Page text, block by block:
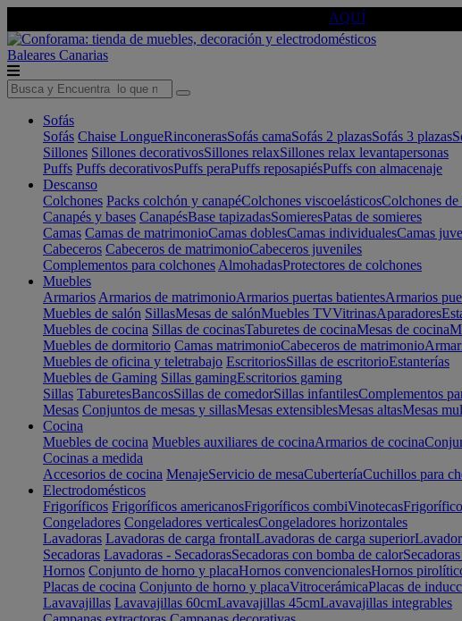
AQUÍ
Baleares Canarias
Sofás
Sofás Chaise LongueRinconerasSofás camaSofás 2 plazasSofás 3 plazas
Sillones Sillones decorativosSillones relaxSillones relax levantapersonas
Puffs Puffs decorativosPuffs peraPuffs reposapiésPuffs con almacenaje
Descanso
Colchones Packs colchón y canapéColchones viscoelásticosColchones de
Canapés y bases CanapésBase tapizadasSomieresPatas de somieres
Camas Camas de matrimonioCamas doblesCamas individualesCamas
Cabeceros Cabeceros de matrimonioCabeceros juveniles
Complementos para colchones AlmohadasProtectores de colchones
Muebles
Armarios Armarios de matrimonioArmarios puertas batientesArmarios
Muebles de salón SillasMesas de salónMuebles TVVitrinasAparadores
Muebles de cocina Sillas de cocinasTaburetes de cocinaMesas de cocina
Muebles de dormitorio Camas matrimonioCabeceros de matrimonio
Muebles de oficina y teletrabajo EscritoriosSillas de escritorioEstanterías
Muebles de Gaming Sillas gamingEscritorios gaming
Sillas TaburetesBancosSillas de comedorSillas infantilesComplementos
Mesas Conjuntos de mesas y sillasMesas extensiblesMesas altasMesas
Cocina
Muebles de cocina Muebles auxiliares de cocinaArmarios de cocina
Cocinas a medida
Accesorios de cocina MenajeServicio de mesaCuberteríaCuchillos para
Electrodomésticos
Frigoríficos Frigoríficos americanosFrigoríficos combiVinotecas
Congeladores Congeladores verticalesCongeladores horizontales
Lavadoras Lavadoras de carga frontalLavadoras de carga superior
Secadoras Lavadoras - SecadorasSecadoras con bomba de calor
Hornos Conjunto de horno y placaHornos convencionalesHornos
Placas de cocina Conjunto de horno y placaVitrocerámicaPlacas de
Lavavajillas Lavavajillas 60cmLavavajillas 45cmLavavajillas integrables